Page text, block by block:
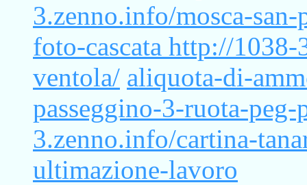
3.zenno.info/mosca-
foto-cascata http://1038-
ventola/ aliquota-di-
passeggino-3-ruota-
3.zenno.info/cartina-
ultimazione-lavoro